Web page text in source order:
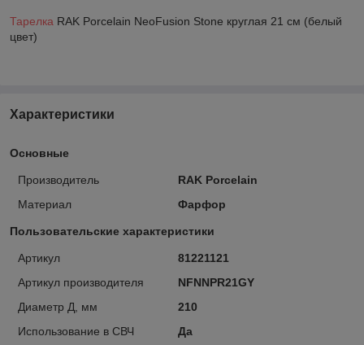
Тарелка RAK Porcelain NeoFusion Stone круглая 21 см (белый
цвет)
Характеристики
Основные
Производитель
RAK Porcelain
Материал
Фарфор
Пользовательские характеристики
Артикул
81221121
Артикул производителя
NFNNPR21GY
Диаметр Д, мм
210
Использование в СВЧ
Да